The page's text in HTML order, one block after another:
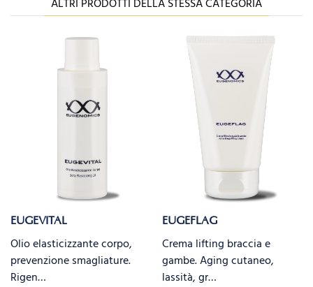
EUGEVITAL
Olio elasticizzante corpo,
prevenzione smagliature.
Rigen…
EUGEFLAG
Crema lifting braccia e
gambe. Aging cutaneo,
lassità, gr…